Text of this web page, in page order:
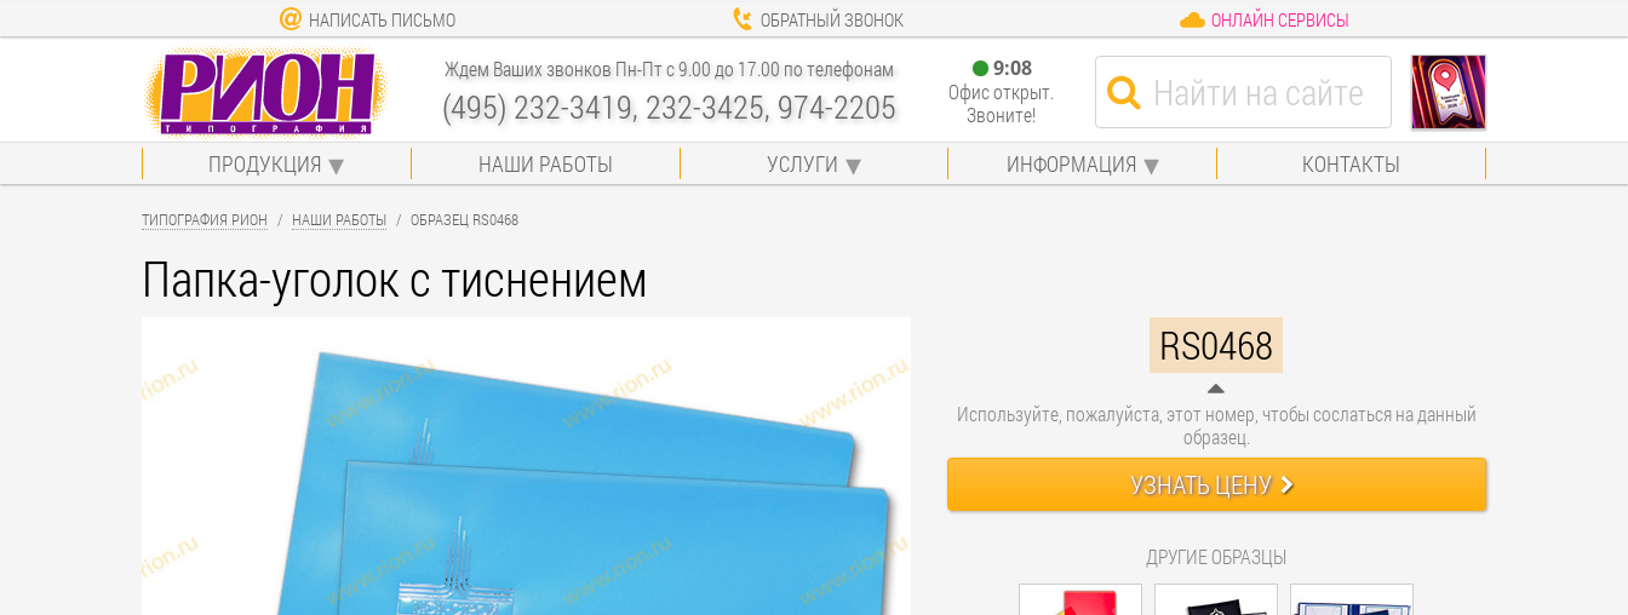
НАПИСАТЬ ПИСЬМО ОБРАТНЫЙ ЗВОНОК ОНЛАЙН СЕРВИСЫ
Ждем Ваших звонков Пн-Пт с 9.00 до 17.00 по телефонам
(495) 232-3419, 232-3425, 974-2205
9:08
Офис открыт.
Звоните!
ПРОДУКЦИЯ НАШИ РАБОТЫ УСЛУГИ ИНФОРМАЦИЯ КОНТАКТЫ
ТИПОГРАФИЯ РИОН НАШИ РАБОТЫ ОБРАЗЕЦ RS0468
Папка-уголок с тиснением
RS0468
Используйте, пожалуйста, этот номер, чтобы сослаться на данный
образец.
УЗНАТЬ ЦЕНУ
ДРУГИЕ ОБРАЗЦЫ